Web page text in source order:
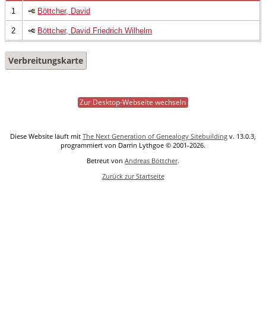
1 Böttcher, David
2 Böttcher, David Friedrich Wilhelm
Verbreitungskarte
Zur Desktop-Webseite wechseln
Diese Website läuft mit The Next Generation of Genealogy Sitebuilding v. 13.0.3,
programmiert von Darrin Lythgoe © 2001-2026.
Betreut von Andreas Böttcher.
Zurück zur Startseite